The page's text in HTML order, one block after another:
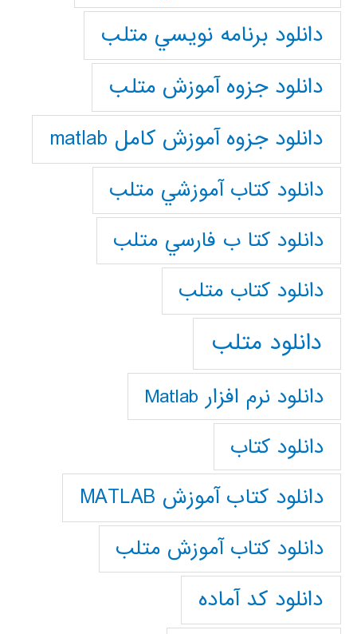
دانلود برنامه نويسي متلب
دانلود جزوه آموزش متلب
دانلود جزوه آموزش کامل matlab
دانلود كتاب آموزشي متلب
دانلود كتا ب فارسي متلب
دانلود كتاب متلب
دانلود متلب
دانلود نرم افزار Matlab
دانلود کتاب
دانلود کتاب آموزش MATLAB
دانلود کتاب آموزش متلب
دانلود کد آماده